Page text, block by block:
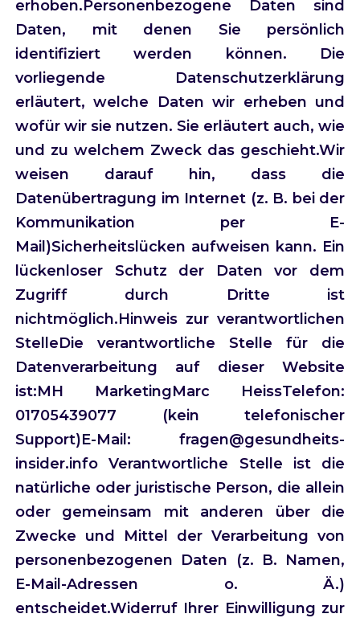
erhoben.Personenbezogene Daten sind
Daten, mit denen Sie persönlich
identifiziert werden können. Die
vorliegende Datenschutzerklärung
erläutert, welche Daten wir erheben und
wofür wir sie nutzen. Sie erläutert auch, wie
und zu welchem Zweck das geschieht.Wir
weisen darauf hin, dass die
Datenübertragung im Internet (z. B. bei der
Kommunikation per E-
Mail)Sicherheitslücken aufweisen kann. Ein
lückenloser Schutz der Daten vor dem
Zugriff durch Dritte ist
nichtmöglich.Hinweis zur verantwortlichen
StelleDie verantwortliche Stelle für die
Datenverarbeitung auf dieser Website
ist:MH MarketingMarc HeissTelefon:
01705439077 (kein telefonischer
Support)E-Mail: fragen@gesundheits-
insider.info Verantwortliche Stelle ist die
natürliche oder juristische Person, die allein
oder gemeinsam mit anderen über die
Zwecke und Mittel der Verarbeitung von
personenbezogenen Daten (z. B. Namen,
E-Mail-Adressen o. Ä.)
entscheidet.Widerruf Ihrer Einwilligung zur